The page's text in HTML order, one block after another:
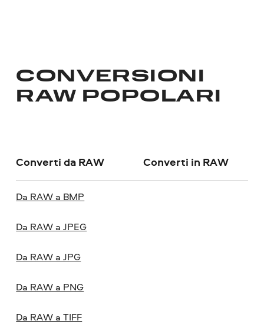
CONVERSIONI
RAW POPOLARI
Converti da RAW Converti in RAW
Da RAW a BMP
Da RAW a JPEG
Da RAW a JPG
Da RAW a PNG
Da RAW a TIFF